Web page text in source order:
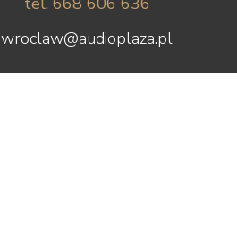
wroclaw@audioplaza.pl